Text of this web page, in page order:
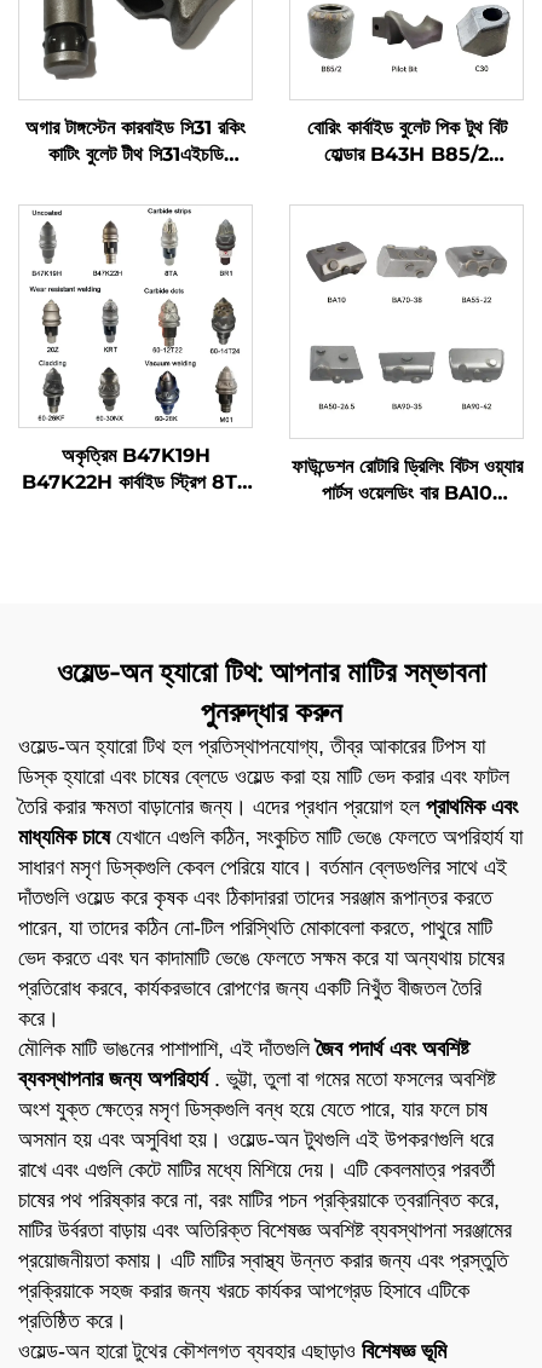
অগার টাঙ্গস্টেন কারবাইড সি31 রকিং
কাটিং বুলেট টীথ সি31এইচডি
ড্রিলিং রিগ মেশিন
বোরিং কার্বাইড বুলেট পিক টুথ বিট
হোল্ডার B43H B85/2
C30
অকৃত্রিম B47K19H
B47K22H কার্বাইড স্ট্রিপ 8TA
ফাউন্ডেশন রোটারি ড্রিলিং বিটস ওয়্যার
পার্টস ওয়েলডিং বার BA10
ওয়েল্ড-অন হ্যারো টিথ: আপনার মাটির সম্ভাবনা
পুনরুদ্ধার করুন
ওয়েল্ড-অন হ্যারো টিথ হল প্রতিস্থাপনযোগ্য, তীব্র আকারের টিপস যা
ডিস্ক হ্যারো এবং চাষের ব্লেডে ওয়েল্ড করা হয় মাটি ভেদ করার এবং ফাটল
তৈরি করার ক্ষমতা বাড়ানোর জন্য। এদের প্রধান প্রয়োগ হল প্রাথমিক এবং
মাধ্যমিক চাষে যেখানে এগুলি কঠিন, সংকুচিত মাটি ভেঙে ফেলতে অপরিহার্য যা
সাধারণ মসৃণ ডিস্কগুলি কেবল পেরিয়ে যাবে। বর্তমান ব্লেডগুলির সাথে এই
দাঁতগুলি ওয়েল্ড করে কৃষক এবং ঠিকাদাররা তাদের সরঞ্জাম রূপান্তর করতে
পারেন, যা তাদের কঠিন নো-টিল পরিস্থিতি মোকাবেলা করতে, পাথুরে মাটি
ভেদ করতে এবং ঘন কাদামাটি ভেঙে ফেলতে সক্ষম করে যা অন্যথায় চাষের
প্রতিরোধ করবে, কার্যকরভাবে রোপণের জন্য একটি নিখুঁত বীজতল তৈরি
করে।
মৌলিক মাটি ভাঙনের পাশাপাশি, এই দাঁতগুলিজৈব পদার্থ এবং অবশিষ্ট
ব্যবস্থাপনার জন্য অপরিহার্য . ভুট্টা, তুলা বা গমের মতো ফসলের অবশিষ্ট
অংশ যুক্ত ক্ষেত্রে মসৃণ ডিস্কগুলি বন্ধ হয়ে যেতে পারে, যার ফলে চাষ
অসমান হয় এবং অসুবিধা হয়। ওয়েল্ড-অন টুথগুলি এই উপকরণগুলি ধরে
রাখে এবং এগুলি কেটে মাটির মধ্যে মিশিয়ে দেয়। এটি কেবলমাত্র পরবর্তী
চাষের পথ পরিষ্কার করে না, বরং মাটির পচন প্রক্রিয়াকে ত্বরান্বিত করে,
মাটির উর্বরতা বাড়ায় এবং অতিরিক্ত বিশেষজ্ঞ অবশিষ্ট ব্যবস্থাপনা সরঞ্জামের
প্রয়োজনীয়তা কমায়। এটি মাটির স্বাস্থ্য উন্নত করার জন্য এবং প্রস্তুতি
প্রক্রিয়াকে সহজ করার জন্য খরচে কার্যকর আপগ্রেড হিসাবে এটিকে
প্রতিষ্ঠিত করে।
ওয়েল্ড-অন হারো টুথের কৌশলগত ব্যবহার এছাড়াও বিশেষজ্ঞ ভূমি